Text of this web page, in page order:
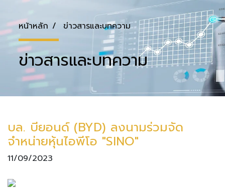
หน้าหลัก ข่าวสารและบทความ
ข่าวสารและบทความ
บล. บียอนด์ (BYD) ลงนามร่วมจัด
จำหน่ายหุ้นไอพีโอ "SINO"
11/09/2023